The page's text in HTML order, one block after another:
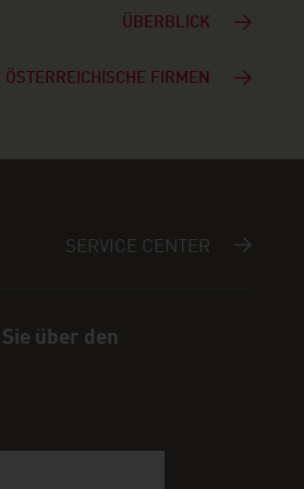
ÜBERBLICK
ÖSTERREICHISCHE FIRMEN
SERVICE CENTER
über den